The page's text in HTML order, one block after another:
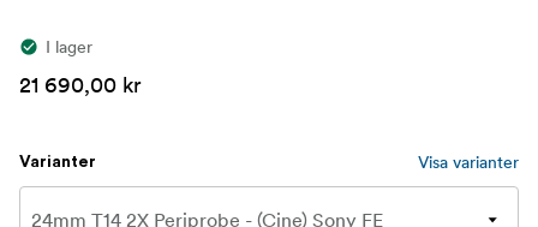
I lager
21 690,00 kr
Varianter Visa varianter